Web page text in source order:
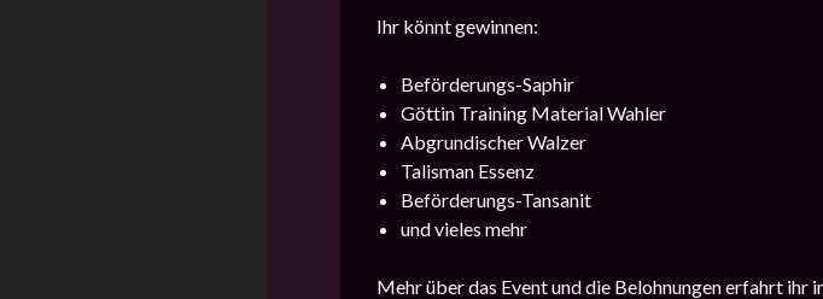
Ihr könnt gewinnen:
Beförderungs-Saphir
Göttin Training Material Wahler
Abgrundischer Walzer
Talisman Essenz
Beförderungs-Tansanit
und vieles mehr
Mehr über das Event und die Belohnungen erfahrt ihr